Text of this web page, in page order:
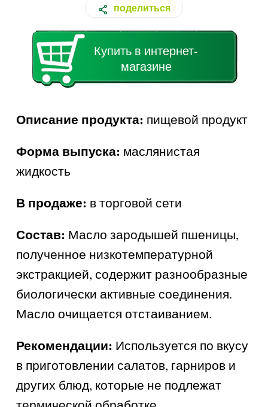
поделиться
Купить в интернет-
магазине
Описание продукта: пищевой продукт
Форма выпуска: маслянистая
жидкость
В продаже: в торговой сети
Состав: Масло зародышей пшеницы,
полученное низкотемпературной
экстракцией, содержит разнообразные
биологически активные соединения.
Масло очищается отстаиванием.
Рекомендации: Используется по вкусу
в приготовлении салатов, гарниров и
других блюд, которые не подлежат